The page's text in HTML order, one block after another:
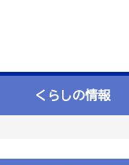
くらしの情報